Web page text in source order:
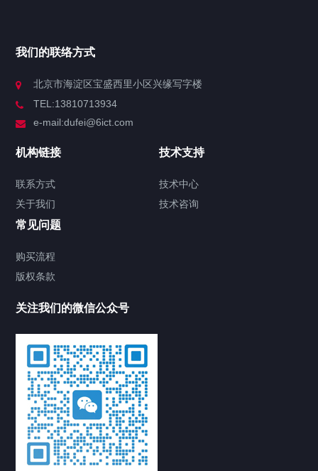
我们的联络方式
北京市海淀区宝盛西里小区兴缘写字楼
TEL:13810713934
e-mail:dufei@6ict.com
机构链接
联系方式
关于我们
技术支持
技术中心
技术咨询
常见问题
购买流程
版权条款
关注我们的微信公众号